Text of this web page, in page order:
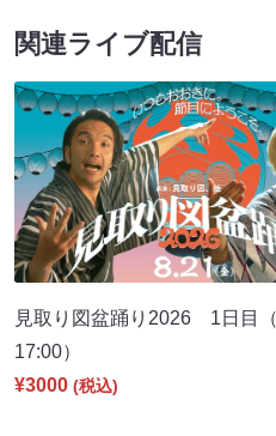
関連ライブ配信
見取り図盆踊り2026 1日目
17:00）
¥3000 (税込)